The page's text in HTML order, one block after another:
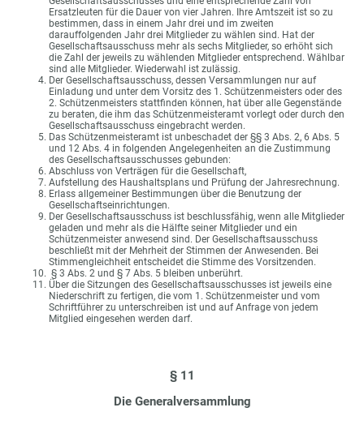
Ersatzleuten für die Dauer von vier Jahren. Ihre Amtszeit ist so zu
bestimmen, dass in einem Jahr drei und im zweiten
darauffolgenden Jahr drei Mitglieder zu wählen sind. Hat der
Gesellschaftsausschuss mehr als sechs Mitglieder, so erhöht sich
die Zahl der jeweils zu wählenden Mitglieder entsprechend. Wählbar
sind alle Mitglieder. Wiederwahl ist zulässig.
Der Gesellschaftsausschuss, dessen Versammlungen nur auf
Einladung und unter dem Vorsitz des 1. Schützenmeisters oder des
2. Schützenmeisters stattfinden können, hat über alle Gegenstände
zu beraten, die ihm das Schützenmeisteramt vorlegt oder durch den
Gesellschaftsausschuss eingebracht werden.
Das Schützenmeisteramt ist unbeschadet der §§ 3 Abs. 2, 6 Abs. 5
und 12 Abs. 4 in folgenden Angelegenheiten an die Zustimmung
des Gesellschaftsausschusses gebunden:
Abschluss von Verträgen für die Gesellschaft,
Aufstellung des Haushaltsplans und Prüfung der Jahresrechnung.
Erlass allgemeiner Bestimmungen über die Benutzung der
Gesellschaftseinrichtungen.
Der Gesellschaftsausschuss ist beschlussfähig, wenn alle Mitglieder
geladen und mehr als die Hälfte seiner Mitglieder und ein
Schützenmeister anwesend sind. Der Gesellschaftsausschuss
beschließt mit der Mehrheit der Stimmen der Anwesenden. Bei
Stimmengleichheit entscheidet die Stimme des Vorsitzenden.
§ 3 Abs. 2 und § 7 Abs. 5 bleiben unberührt.
Über die Sitzungen des Gesellschaftsausschusses ist jeweils eine
Niederschrift zu fertigen, die vom 1. Schützenmeister und vom
Schriftführer zu unterschreiben ist und auf Anfrage von jedem
Mitglied eingesehen werden darf.
§ 11
Die Generalversammlung